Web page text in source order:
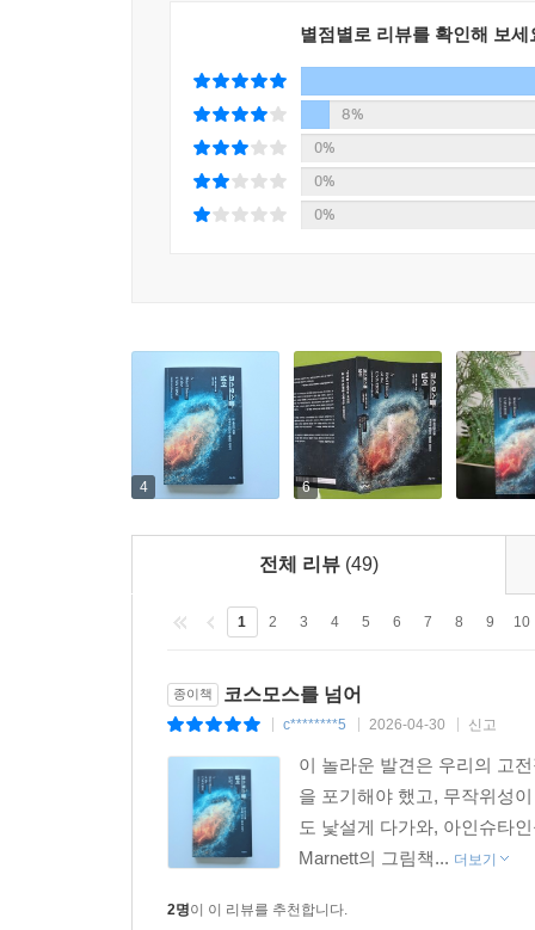
발견했는데, 이는 지구가 아닌 다른 천체 주위
분지들로 이루어진 요철 모양이라는 사실, 태양
주장하듯 완전무결한 천체가 아님을 경험적 발견
“우주는 시작도 끝도 없는 탐구의 장이다.”
넣게 된다. 뉴턴 역학은 물체가 땅으로 떨어지는
탄탄한 틀을 제시했다. 뉴턴 이후 인류는 우주가
20세기가 되자 그러한 생각을 산산이 부수어버리
특히 아인슈타인이 발표한 상대성이론은 인류
그러나 고전적 세계관 위에 세워진 이 거대한 체
무너져 내렸다. 이를테면, 자연이 가장 근본적인
취하는 대신에 가능한 모든 결과가 각각 별개의
단언할 수 없음을, 그리하여 우리는 더 정확하고
수많은 실험과 검증, 관측의 실패에도 불구하고
협력하며 오늘도 연구와 탐색에 몰두한다. 2010
입자 중 하나)과 특성이 일치하는 입자의 발
범세계적인 과학 집단의 협력이 빛을 발한 순
별점별로 리뷰를 확인해 보세
8%
0%
0%
0%
4 6
전체 리뷰 (49)
1 2 3 4 5 6 7 8 9 10
종이책 코스모스를 넘어
c********5 2026-04-30 신고
이 놀라운 발견은 우리의 고
을 포기해야 했고, 무작위성
도 낯설게 다가와, 아인슈타
Marnett의 그림책... 더보기
2명이 이 리뷰를 추천합니다.